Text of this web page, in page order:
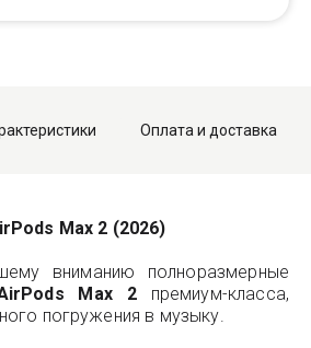
Оплата и доставка
Max 2 (2026)
вниманию полноразмерные
Max 2 премиум-класса,
погружения в музыку.